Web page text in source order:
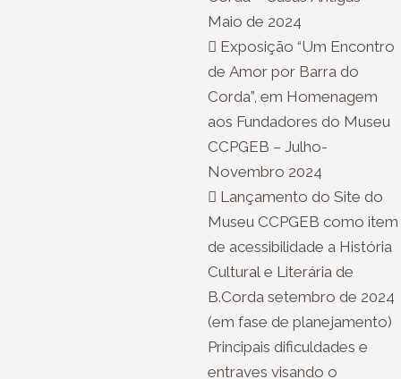
Maio de 2024
 Exposição “Um Encontro
de Amor por Barra do
Corda”, em Homenagem
aos Fundadores do Museu
CCPGEB – Julho-
Novembro 2024
 Lançamento do Site do
Museu CCPGEB como item
de acessibilidade a História
Cultural e Literária de
B.Corda setembro de 2024
(em fase de planejamento)
Principais dificuldades e
entraves visando o